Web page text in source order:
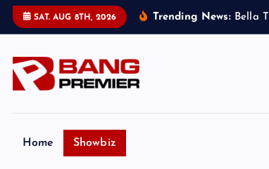
SAT. AUG 8TH, 2026 Trending News: Be a T
Home Showbiz